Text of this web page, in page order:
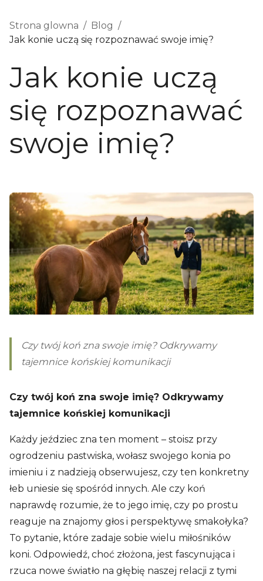
Strona glowna / Blog /
Jak konie uczą się rozpoznawać swoje imię?
Jak konie uczą
się rozpoznawać
swoje imię?
Czy twój koń zna swoje imię? Odkrywamy
tajemnice końskiej komunikacji
Czy twój koń zna swoje imię? Odkrywamy
tajemnice końskiej komunikacji
Każdy jeździec zna ten moment – stoisz przy
ogrodzeniu pastwiska, wołasz swojego konia po
imieniu i z nadzieją obserwujesz, czy ten konkretny
łeb uniesie się spośród innych. Ale czy koń
naprawdę rozumie, że to jego imię, czy po prostu
reaguje na znajomy głos i perspektywę smakołyka?
To pytanie, które zadaje sobie wielu miłośników
koni. Odpowiedź, choć złożona, jest fascynująca i
rzuca nowe światło na głębię naszej relacji z tymi